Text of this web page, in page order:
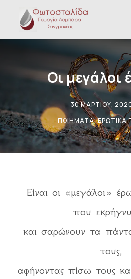
Οι μεγάλοι
30 ΜΑΡΤΊΟΥ,
ΠΟΙΉΜΑΤΑ,ΕΡΩΤΙΚΆ
Είναι οι «μεγάλοι»
που
και σαρώνουν τα
τους,
αφήνοντας πίσω τους